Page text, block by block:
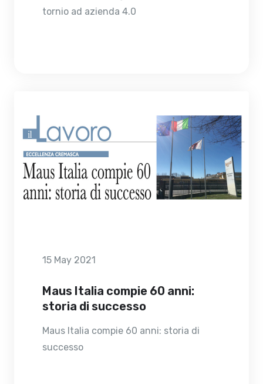
tornio ad azienda 4.0
15 May 2021
Maus Italia compie 60 anni:
storia di successo
Maus Italia compie 60 anni: storia di
successo